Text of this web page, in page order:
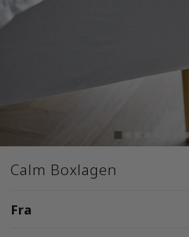
Calm Boxlagen
Fra